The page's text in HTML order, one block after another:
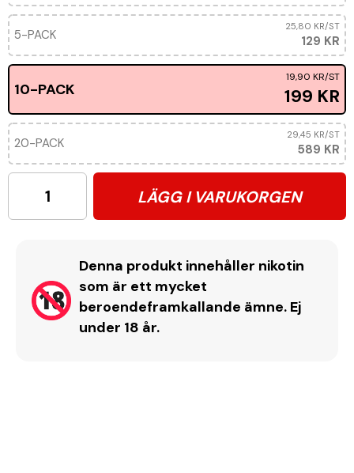
5-PACK 129 KR
25,80 KR/ST
10-PACK 199 KR
19,90 KR/ST
20-PACK 589 KR
29,45 KR/ST
LÄGG I VARUKORGEN
Denna produkt innehåller nikotin
som är ett mycket
beroendeframkallande ämne. Ej
under 18 år.